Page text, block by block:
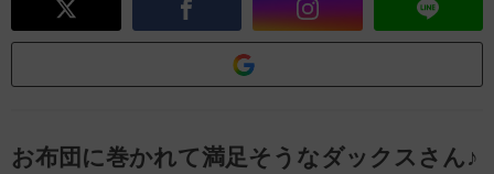
お布団に巻かれて満足そうなダックスさん♪